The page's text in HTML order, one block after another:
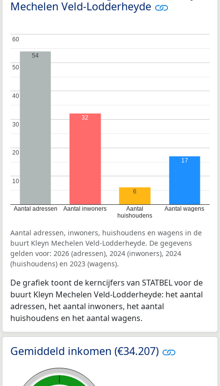
Mechelen Veld-Lodderheyde
Aantal adressen Aantal inwoners
Aantal
huishoudens
Aantal wagens
10
10
20
20
30
30
40
40
50
50
60
60
54
32
6
17
Aantal adressen, inwoners, huishoudens en wagens in de
buurt Kleyn Mechelen Veld-Lodderheyde. De gegevens
gelden voor: 2026 (adressen), 2024 (inwoners), 2024
(huishoudens) en 2023 (wagens).
De grafiek toont de kerncijfers van STATBEL voor de
buurt Kleyn Mechelen Veld-Lodderheyde: het aantal
adressen, het aantal inwoners, het aantal
huishoudens en het aantal wagens.
Gemiddeld inkomen (€34.207)